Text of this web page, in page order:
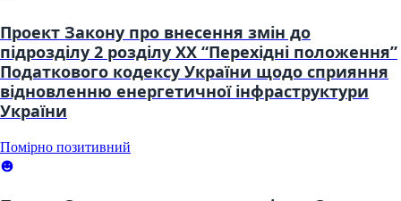
Проект Закону про внесення змін до
підрозділу 2 розділу XX “Перехідні положення”
Податкового кодексу України щодо сприяння
відновленню енергетичної інфраструктури
України
Помірно позитивний